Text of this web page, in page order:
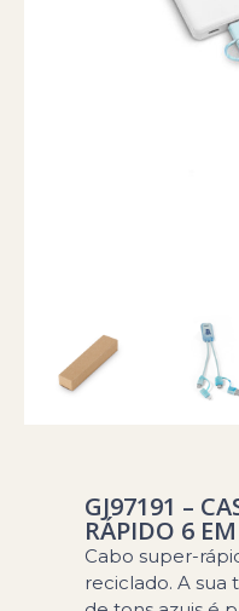
GJ97191 –
RÁPIDO 6
Cabo super-
reciclado. A sua